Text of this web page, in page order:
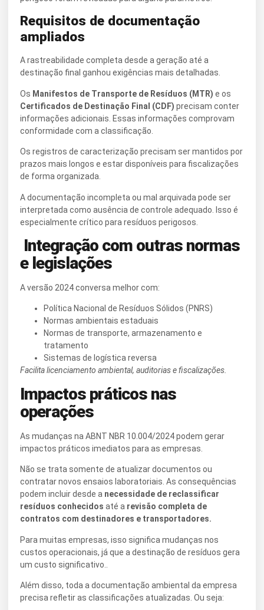
Requisitos de documentação
ampliados
A rastreabilidade completa desde a geração até a
destinação final ganhou exigências mais detalhadas.
Os Manifestos de Transporte de Resíduos (MTR) e os
Certificados de Destinação Final (CDF) precisam conter
informações adicionais. Essas informações comprovam
conformidade com a classificação.
Os registros de caracterização precisam ser mantidos por
prazos mais longos e estar disponíveis para fiscalizações
de forma organizada.
A documentação incompleta ou mal arquivada pode ser
interpretada como ausência de controle adequado. Isso é
especialmente crítico para resíduos perigosos.
Integração com outras normas
e legislações
A versão 2024 conversa melhor com:
Política Nacional de Resíduos Sólidos (PNRS)
Normas ambientais estaduais
Normas de transporte, armazenamento e
tratamento
Sistemas de logística reversa
Facilita licenciamento ambiental, auditorias e fiscalizações.
Impactos práticos nas
operações
As mudanças na ABNT NBR 10.004/2024 podem gerar
impactos práticos imediatos para as empresas.
Não se trata somente de atualizar documentos ou
contratar novos ensaios laboratoriais. As consequências
podem incluir desde a necessidade de reclassificar
resíduos conhecidos até a revisão completa de
contratos com destinadores e transportadores.
Para muitas empresas, isso significa mudanças nos
custos operacionais, já que a destinação de resíduos gera
um custo significativo..
Além disso, toda a documentação ambiental da empresa
precisa refletir as classificações atualizadas. Ou seja: